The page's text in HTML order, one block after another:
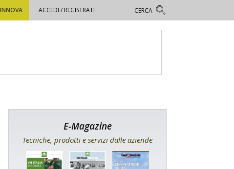
ACCEDI / REGISTRATI
E-Magazine
Tecniche, prodotti e servizi dalle aziende